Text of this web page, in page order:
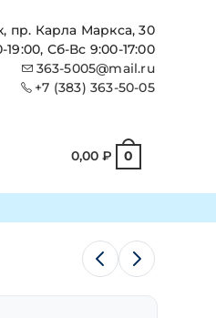
пр. Карла Маркса, 30
Сб-Вс 9:00-17:00
363-5005@mail.ru
+7 (383) 363-50-05
0,00 ₽ 0